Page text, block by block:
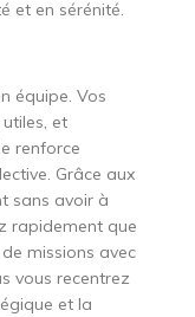
et en sérénité.
équipe. Vos
et
renforce
Grâce aux
sans avoir à
rapidement que
missions avec
vous recentrez
et la